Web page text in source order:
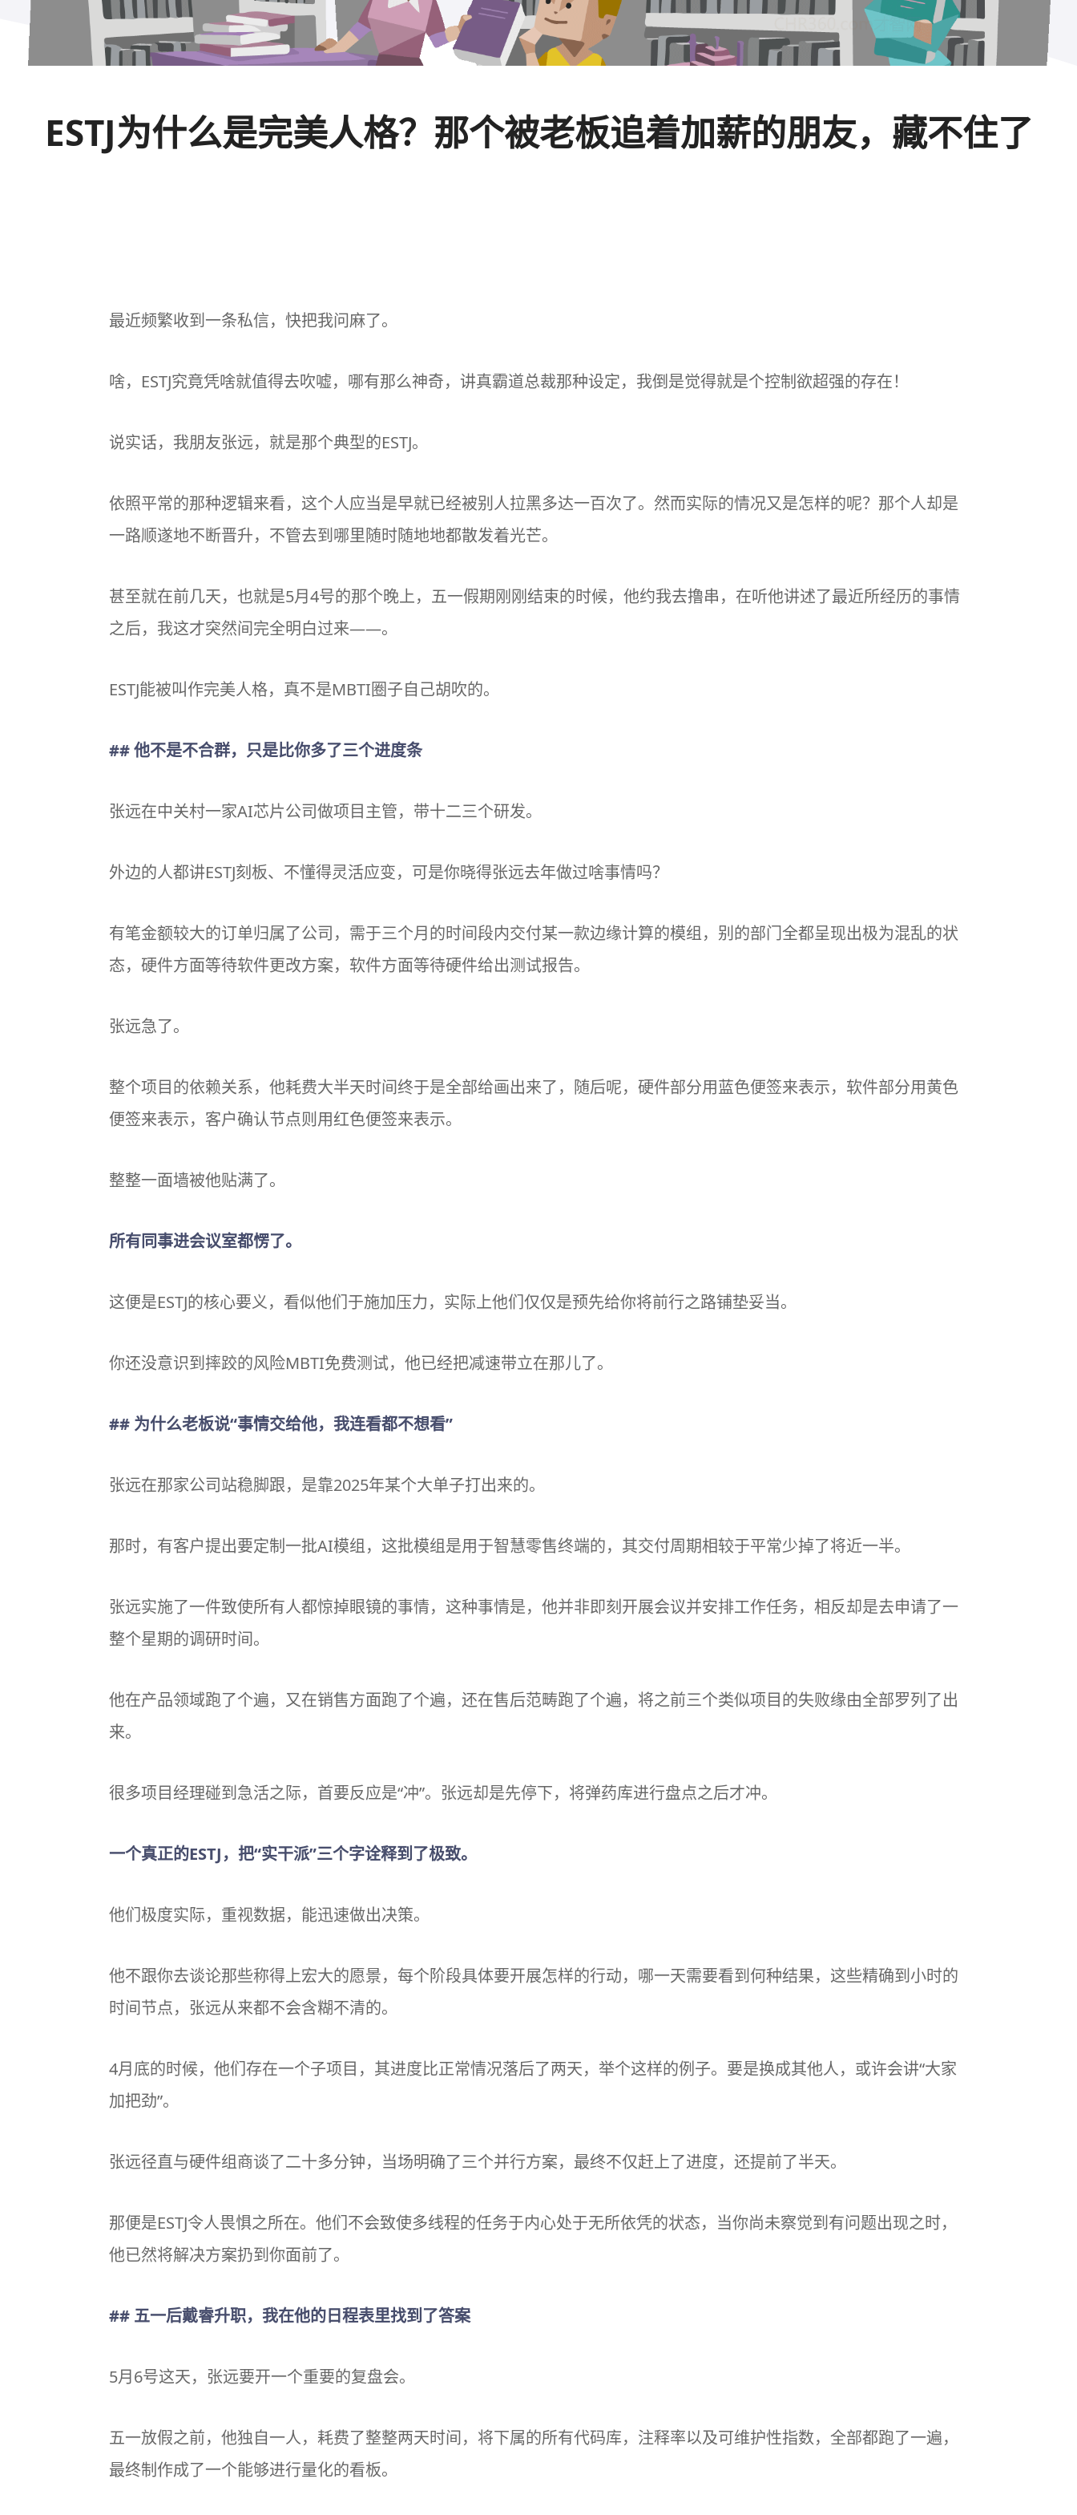
ESTJ为什么是完美人格？那个被老板追着加薪的朋友，藏不住了
最近频繁收到一条私信，快把我问麻了。
啥， ESTJ究竟凭啥就值得去吹嘘，哪有那么神奇，讲真霸道总裁那种设定，我倒是觉得就是个控制欲超强的存在！
说实话，我朋友张远，就是那个典型的ESTJ。
依照平常的那种逻辑来看，这个人应当是早就已经被别人拉黑多达一百次了。然而实际的情况又是怎样的呢？那个人却是
一路顺遂地不断晋升，不管去到哪里随时随地地都散发着光芒。
甚至就在前几天，也就是5月4号的那个晚上，五一假期刚刚结束的时候，他约我去撸串，在听他讲述了最近所经历的事情
之后，我这才突然间完全明白过来——。
ESTJ能被叫作完美人格，真不是MBTI圈子自己胡吹的。
## 他不是不合群，只是比你多了三个进度条
张远在中关村一家AI芯片公司做项目主管，带十二三个研发。
外边的人都讲ESTJ刻板、不懂得灵活应变，可是你晓得张远去年做过啥事情吗？
有笔金额较大的订单归属了公司，需于三个月的时间段内交付某一款边缘计算的模组，别的部门全都呈现出极为混乱的状
态，硬件方面等待软件更改方案，软件方面等待硬件给出测试报告。
张远急了。
整个项目的依赖关系，他耗费大半天时间终于是全部给画出来了，随后呢，硬件部分用蓝色便签来表示，软件部分用黄色
便签来表示，客户确认节点则用红色便签来表示。
整整一面墙被他贴满了。
所有同事进会议室都愣了。
这便是ESTJ的核心要义，看似他们于施加压力，实际上他们仅仅是预先给你将前行之路铺垫妥当。
你还没意识到摔跤的风险MBTI免费测试，他已经把减速带立在那儿了。
## 为什么老板说“事情交给他，我连看都不想看”
张远在那家公司站稳脚跟，是靠2025年某个大单子打出来的。
那时，有客户提出要定制一批AI模组，这批模组是用于智慧零售终端的，其交付周期相较于平常少掉了将近一半。
张远实施了一件致使所有人都惊掉眼镜的事情，这种事情是，他并非即刻开展会议并安排工作任务，相反却是去申请了一
整个星期的调研时间。
他在产品领域跑了个遍，又在销售方面跑了个遍，还在售后范畴跑了个遍，将之前三个类似项目的失败缘由全部罗列了出
来。
很多项目经理碰到急活之际，首要反应是“冲”。张远却是先停下，将弹药库进行盘点之后才冲。
一个真正的ESTJ，把“实干派”三个字诠释到了极致。
他们极度实际，重视数据，能迅速做出决策。
他不跟你去谈论那些称得上宏大的愿景，每个阶段具体要开展怎样的行动，哪一天需要看到何种结果，这些精确到小时的
时间节点，张远从来都不会含糊不清的。
4月底的时候，他们存在一个子项目，其进度比正常情况落后了两天，举个这样的例子。要是换成其他人，或许会讲“大家
加把劲”。
张远径直与硬件组商谈了二十多分钟，当场明确了三个并行方案，最终不仅赶上了进度，还提前了半天。
那便是ESTJ令人畏惧之所在。他们不会致使多线程的任务于内心处于无所依凭的状态，当你尚未察觉到有问题出现之时，
他已然将解决方案扔到你面前了。
## 五一后戴睿升职，我在他的日程表里找到了答案
5月6号这天，张远要开一个重要的复盘会。
五一放假之前，他独自一人，耗费了整整两天时间，将下属的所有代码库，注释率以及可维护性指数，全部都跑了一遍，
最终制作成了一个能够进行量化的看板。